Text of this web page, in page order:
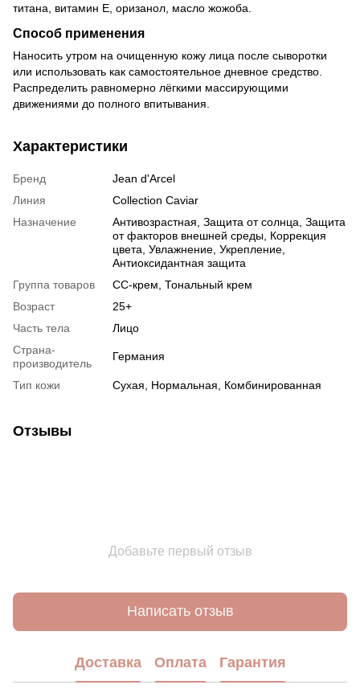
титана, витамин Е, оризанол, масло жожоба.
Способ применения
Наносить утром на очищенную кожу лица после сыворотки
или использовать как самостоятельное дневное средство.
Распределить равномерно лёгкими массирующими
движениями до полного впитывания.
Характеристики
Бренд
Jean d'Arcel
Линия
Collection Caviar
Назначение
Антивозрастная, Защита от солнца, Защита
от факторов внешней среды, Коррекция
цвета, Увлажнение, Укрепление,
Антиоксидантная защита
Группа товаров
CC-крем, Тональный крем
Возраст
25+
Часть тела
Лицо
Страна-
производитель
Германия
Тип кожи Сухая, Нормальная, Комбинированная
Отзывы
Добавьте первый отзыв
Написать отзыв
Доставка Оплата Гарантия